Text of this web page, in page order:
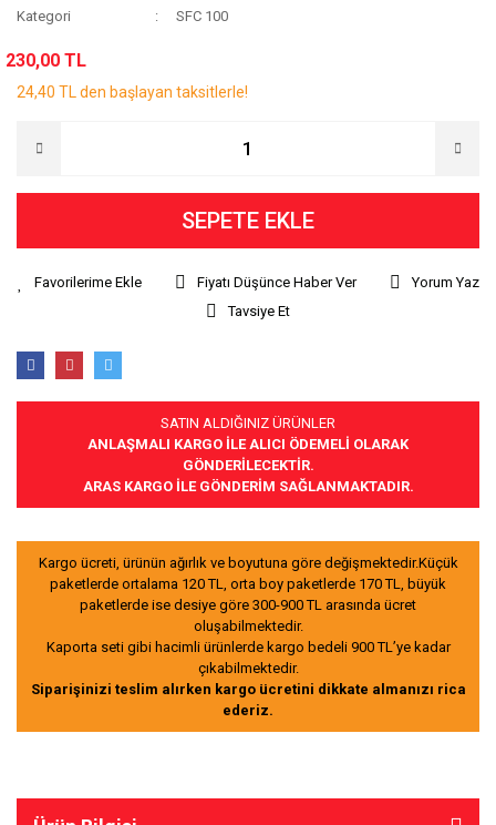
Kategori SFC 100
230,00 TL
24,40 TL den başlayan taksitlerle!
SEPETE EKLE
Fiyatı Düşünce Haber Ver
Yorum Yaz
Tavsiye Et
SATIN ALDIĞINIZ ÜRÜNLER
ANLAŞMALI KARGO İLE ALICI ÖDEMELİ OLARAK
GÖNDERİLECEKTİR.
ARAS KARGO İLE GÖNDERİM SAĞLANMAKTADIR.
Kargo ücreti, ürünün ağırlık ve boyutuna göre değişmektedir.Küçük
paketlerde ortalama 120 TL, orta boy paketlerde 170 TL, büyük
paketlerde ise desiye göre 300-900 TL arasında ücret
oluşabilmektedir.
Kaporta seti gibi hacimli ürünlerde kargo bedeli 900 TL’ye kadar
çıkabilmektedir.
Siparişinizi teslim alırken kargo ücretini dikkate almanızı rica
ederiz.